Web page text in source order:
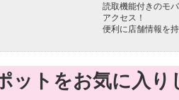
読取機能付きのモ
アクセス！
便利に店舗情報を
ットをお気に入